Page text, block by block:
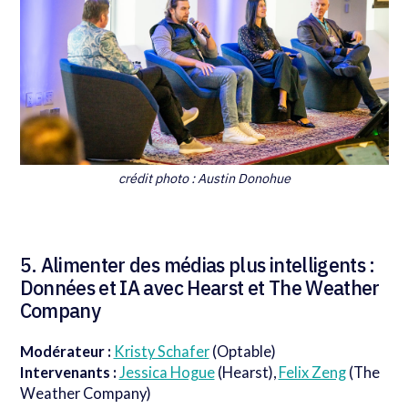
crédit photo : Austin Donohue
5. Alimenter des médias plus intelligents :
Données et IA avec Hearst et The Weather
Company
Modérateur : Kristy Schafer(Optable)
Intervenants : Jessica Hogue(Hearst), Felix Zeng(The
Weather Company)